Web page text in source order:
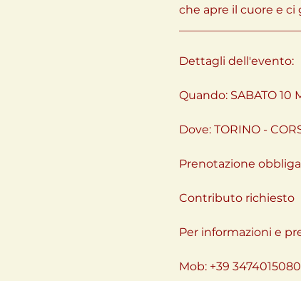
che apre il cuore e ci
Dettagli dell'evento:
Quando: SABATO 10
Dove: TORINO -
Prenotazione
Contributo richiesto
Per informazioni e
Mob: +39 3474015080